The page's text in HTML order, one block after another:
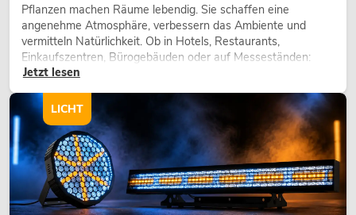
Pflanzen machen Räume lebendig. Sie schaffen eine
angenehme Atmosphäre, verbessern das Ambiente und
vermitteln Natürlichkeit. Ob in Hotels, Restaurants,
Einkaufszentren, Bürogebäuden oder auf Messeständen:
eine hochwertige Begrünung gehört heute längst zum
Jetzt lesen
LICHT